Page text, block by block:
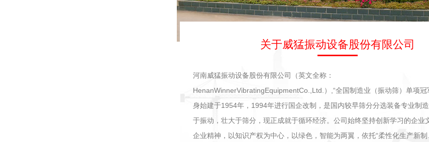
关于威猛振动设备股份有限公司
河南威猛振动设备股份有限公司（英文全称：
HenanWinnerVibratingEquipmentCo.,Ltd.）,“全国制造业（振动筛）单项冠
身始建于1954年，1994年进行国企改制，是国内较早筛分分选装备专业制
于振动，壮大于筛分，现正成就于循环经济。公司始终坚持创新学习的企业
企业精神，以知识产权为中心，以绿色，智能为两翼，依托“柔性化生产新制